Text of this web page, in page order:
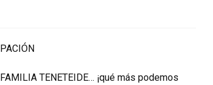
TENETEIDE… ¡qué más podemos